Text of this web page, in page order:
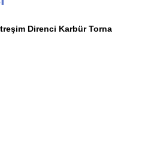
Direnci Karbür Torna